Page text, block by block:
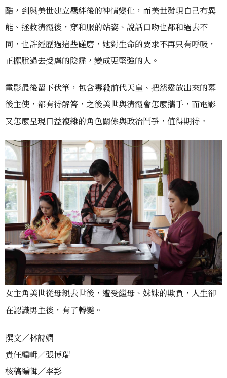
酷，到與美世建立羈絆後的神情變化，而美世發現自己有異
能、拯救清霞後，穿和服的站姿、說話口吻也都和過去不
同，也許經歷過這些磋磨，她對生命的要求不再只有呼吸，
正擺脫過去受虐的陰霾，變成更堅強的人。
電影最後留下伏筆，包含毒殺前代天皇、把怨靈放出來的幕
後主使，都有待解答，之後美世與清霞會怎麼攜手，而電影
又怎麼呈現日益複雜的角色關係與政治鬥爭，值得期待。
女主角美世從母親去世後，遭受繼母、妹妹的欺負，人生卻
在認識男主後，有了轉變。
撰文／林詩嫻
責任編輯／張博瑞
核稿編輯／李羏